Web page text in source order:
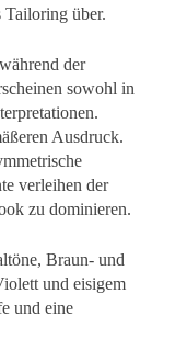
Tailoring über.
der
sowohl in
Ausdruck.
verleihen der
zu dominieren.
Braun- und
und eisigem
und eine